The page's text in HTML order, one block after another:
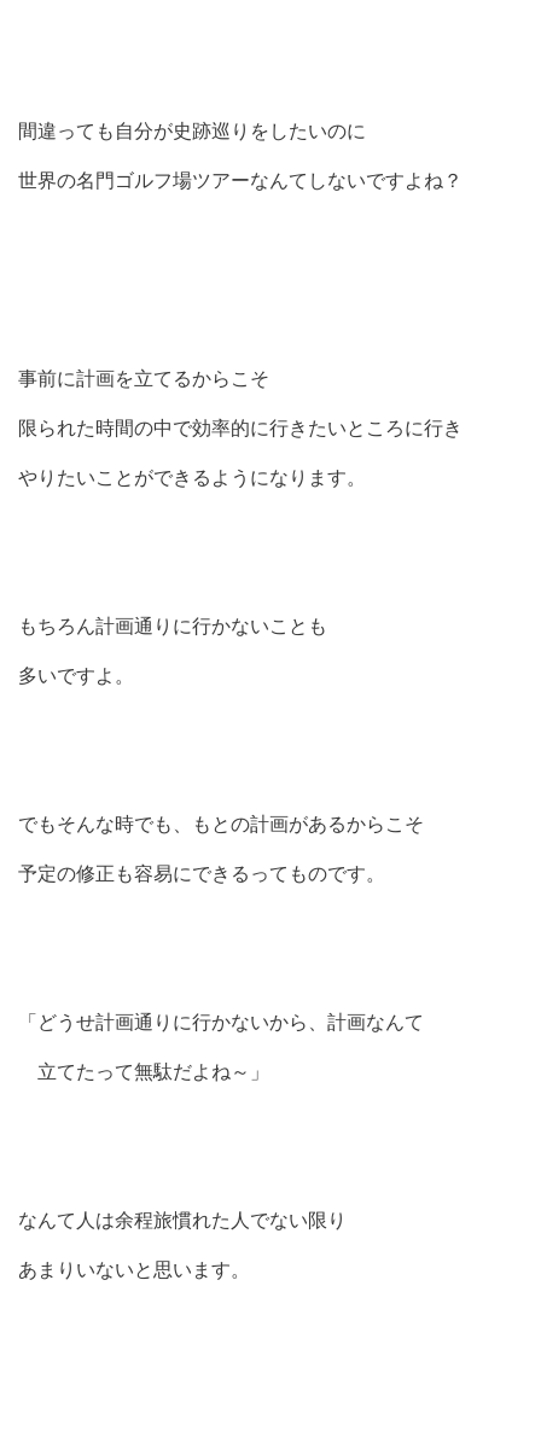
間違っても自分が史跡巡りをしたいのに
世界の名門ゴルフ場ツアーなんてしないですよね？
事前に計画を立てるからこそ
限られた時間の中で効率的に行きたいところに行き
やりたいことができるようになります。
もちろん計画通りに行かないことも
多いですよ。
でもそんな時でも、もとの計画があるからこそ
予定の修正も容易にできるってものです。
「どうせ計画通りに行かないから、計画なんて
立てたって無駄だよね～」
なんて人は余程旅慣れた人でない限り
あまりいないと思います。